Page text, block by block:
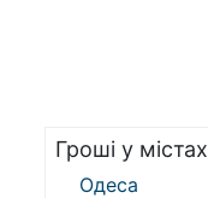
Гроші у містах
Одеса